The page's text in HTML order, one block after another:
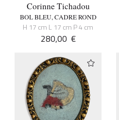
Corinne Tichadou
BOL BLEU, CADRE ROND
H 17 cm L 17 cm P 4 cm
280,00 €